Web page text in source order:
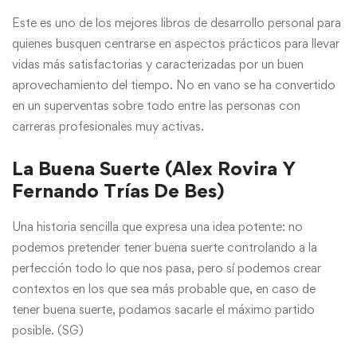
Este es uno de los mejores libros de desarrollo personal para
quienes busquen centrarse en aspectos prácticos para llevar
vidas más satisfactorias y caracterizadas por un buen
aprovechamiento del tiempo. No en vano se ha convertido
en un superventas sobre todo entre las personas con
carreras profesionales muy activas.
La Buena Suerte (Alex Rovira Y
Fernando Trías De Bes)
Una historia sencilla que expresa una idea potente: no
podemos pretender tener buena suerte controlando a la
perfección todo lo que nos pasa, pero sí podemos crear
contextos en los que sea más probable que, en caso de
tener buena suerte, podamos sacarle el máximo partido
posible. (SG)